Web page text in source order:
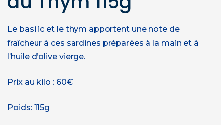
Le basilic et le thym apportent une note de
fraîcheur à ces sardines préparées à la main et à
l’huile d’olive vierge.
Prix au kilo : 60€
Poids: 115g